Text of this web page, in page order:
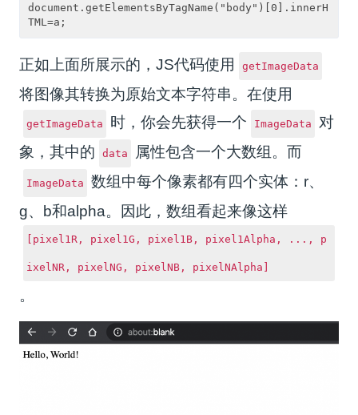
document.getElementsByTagName("body")[0].innerH
正如上面所展示的，JS代码使用 getImageData
将图像其转换为原始文本字符串。在使用
getImageData 时，你会先获得一个 ImageData
对
象，其中的
data 属性包含一个大数组。而
ImageData
数组中每个像素都有四个实体：r、
g、b和alpha。因此，数组看起来像这样
[pixel1R, pixel1G, pixel1B, pixel1Alpha, ..., p
ixelNR, pixelNG, pixelNB, pixelNAlpha]
。